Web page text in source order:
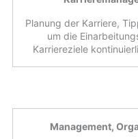
Planung der Karriere,
um die
Karriereziele
Management,